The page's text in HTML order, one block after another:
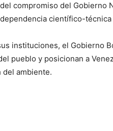
compromiso del Gobierno
científico-técnica
instituciones, el Gobierno
pueblo y posicionan a
ambiente.